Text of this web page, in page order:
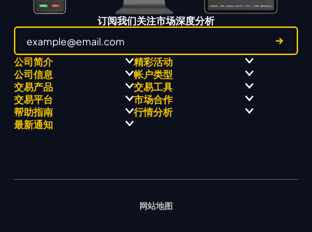
订阅我们关注市场深度分析
公司简介
关于
关于 KCM Group
三大优势
奖项和成就
精彩活动
职业高尔夫 x 飘移队
全球高尔夫锦标赛
公司信息
经营理念
公开信息与风险披露
公司新闻
视频库
帐户类型
ECN 账户
STP 账户
账户比较
交易产品
Forex
贵金属
能源
交易工具
交易平台
MetaTrader 4
MetaTrader 5
市场合作
帮助指南 行情分析
最新通知
网站地图